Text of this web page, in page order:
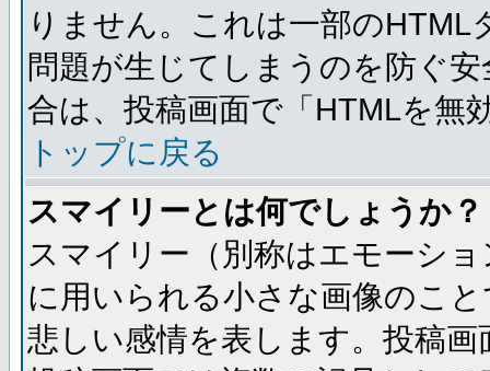
りません。これは一部の
問題が生じてしまうのを防ぐ
合は、投稿画面で「HTMLを無
トップに戻る
スマイリーとは何でしょうか？
スマイリー（別称はエモーシ
に用いられる小さな画像のこ
悲しい感情を表します。投稿